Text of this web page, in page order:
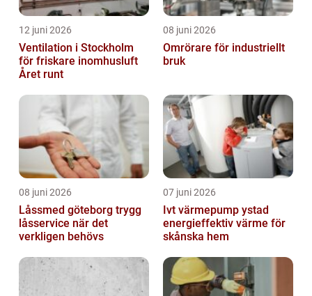
12 juni 2026
Ventilation i Stockholm
för friskare inomhusluft
Året runt
08 juni 2026
Omrörare för industriellt
bruk
08 juni 2026
Låssmed göteborg trygg
låsservice när det
verkligen behövs
07 juni 2026
Ivt värmepump ystad
energieffektiv värme för
skånska hem